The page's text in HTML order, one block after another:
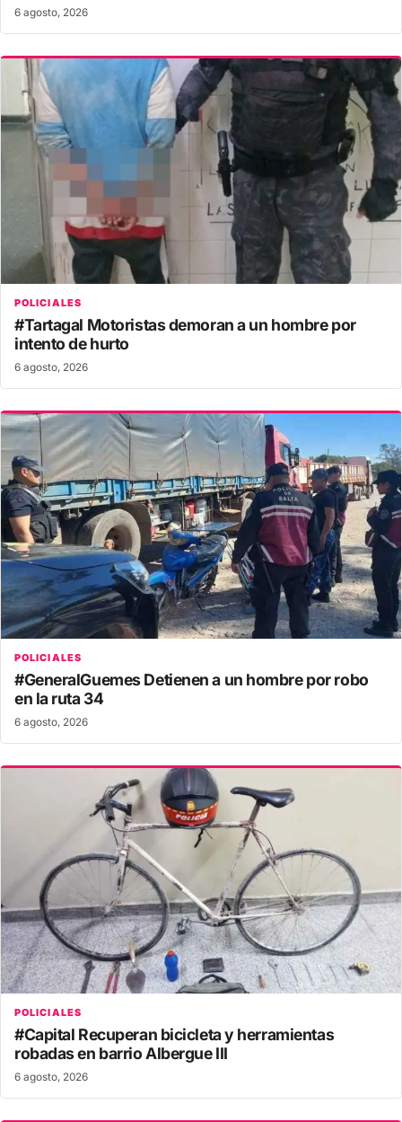
6 agosto, 2026
POLICIALES
#Tartagal Motoristas demoran a un hombre por
intento de hurto
6 agosto, 2026
POLICIALES
#GeneralGuemes Detienen a un hombre por robo
en la ruta 34
6 agosto, 2026
POLICIALES
#Capital Recuperan bicicleta y herramientas
robadas en barrio Albergue III
6 agosto, 2026